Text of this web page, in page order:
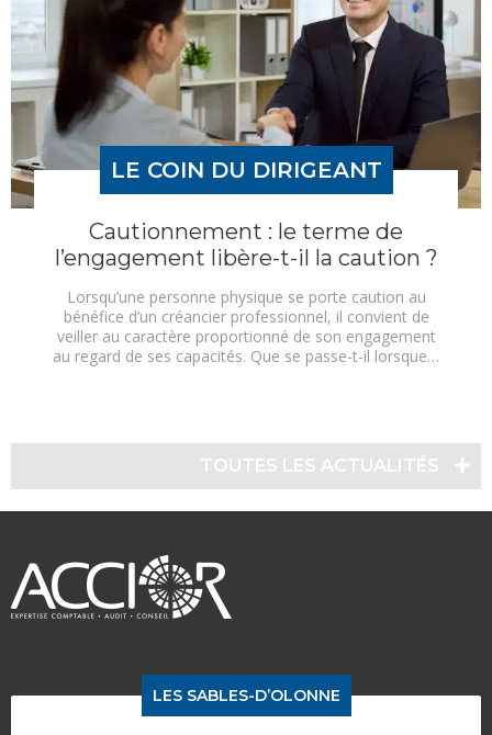
LE COIN DU DIRIGEANT
Cautionnement : le terme de
l’engagement libère-t-il la caution ?
Lorsqu’une personne physique se porte caution au
bénéfice d’un créancier professionnel, il convient de
veiller au caractère proportionné de son engagement
au regard de ses capacités. Que se passe-t-il lorsque…
TOUTES LES ACTUALITÉS
LES SABLES-D’OLONNE